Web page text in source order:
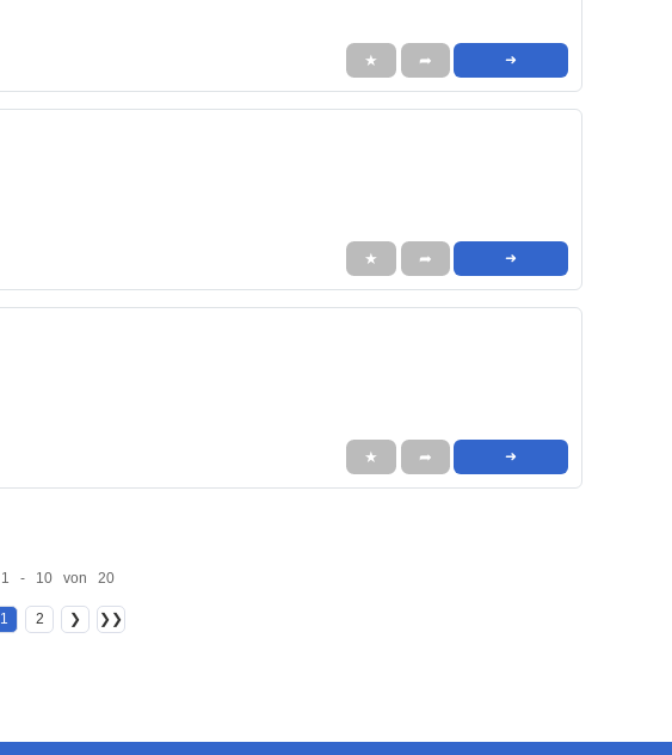
★ ➦ ➜
★ ➦ ➜
★ ➦ ➜
1 - 10 von 20
1 2 ❯ ❯❯